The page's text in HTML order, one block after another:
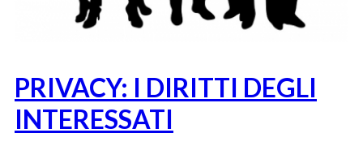
PRIVACY: I DIRITTI DEGLI
INTERESSATI